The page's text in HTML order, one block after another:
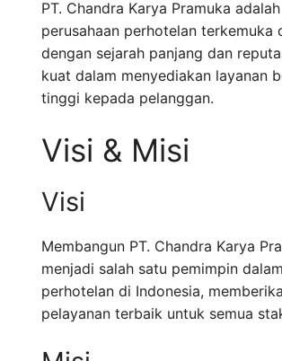
PT. Chandra Karya Pramuka adalah
perusahaan perhotelan terkemuka
dengan sejarah panjang dan
kuat dalam menyediakan layanan
tinggi kepada pelanggan.
Visi & Misi
Visi
Membangun PT. Chandra Karya
menjadi salah satu pemimpin
perhotelan di Indonesia,
pelayanan terbaik untuk semua